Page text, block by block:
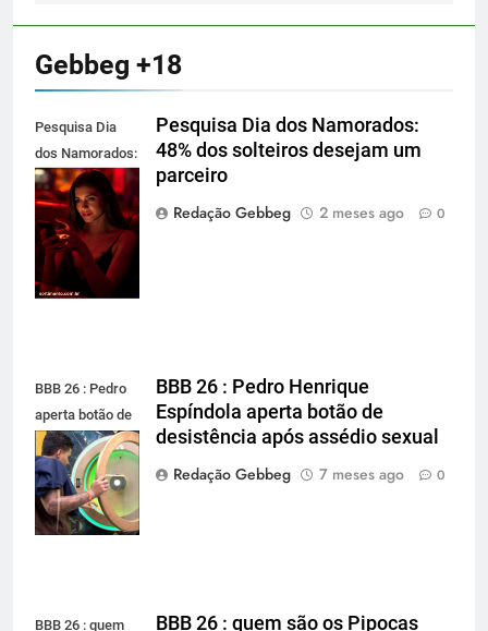
Gebbeg +18
Pesquisa Dia
dos Namorados:
48% dos
solteiros
desejam um
parceiro
Pesquisa Dia dos Namorados:
48% dos solteiros desejam um
parceiro
Redação Gebbeg
2 meses ago 0
BBB 26 : Pedro
aperta botão de
desistência
após assédio
sexual
BBB 26 : Pedro Henrique
Espíndola aperta botão de
desistência após assédio sexual
Redação Gebbeg
7 meses ago 0
BBB 26 : quem BBB 26 : quem são os Pipocas